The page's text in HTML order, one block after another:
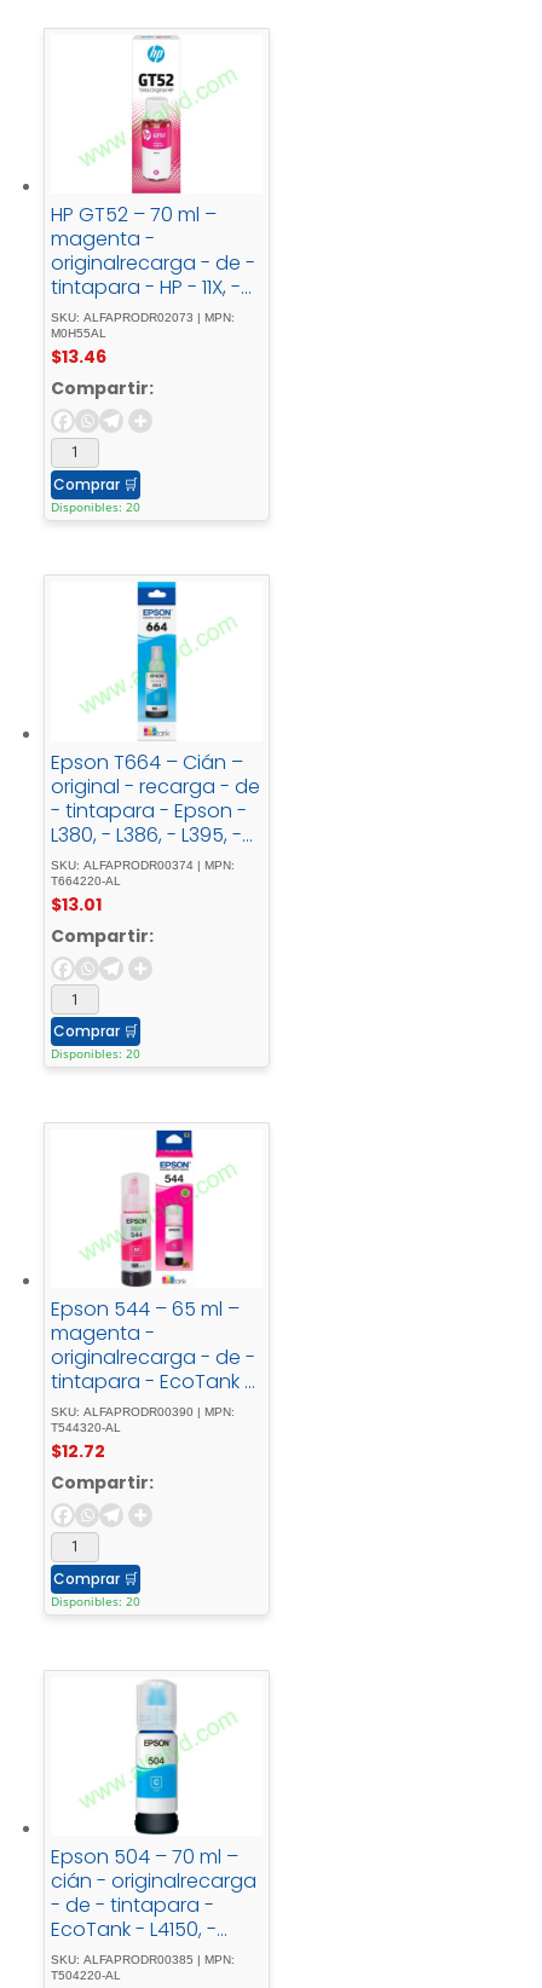
HP GT52 – 70 ml –
magenta -
originalrecarga - de -
tintapara - HP - 11X, -
31X; - Deskjet - GT -
58XX; - Smart - Tank -
500, - 51X, - 530, -
6001, - 615, - 70XX, -
73XX, - 76XX
SKU: ALFAPRODR02073 | MPN:
M0H55AL
$13.46
Compartir:
Comprar 🛒
Disponibles: 20
Epson T664 – Cián –
original - recarga - de
- tintapara - Epson -
L380, - L386, - L395, -
L495; - EcoTank - ET-
2600, - 2650, - L1455, -
L396, - L606, - L656
SKU: ALFAPRODR00374 | MPN:
T664220-AL
$13.01
Compartir:
Comprar 🛒
Disponibles: 20
Epson 544 – 65 ml –
magenta -
originalrecarga - de -
tintapara - EcoTank -
L1110, - L1210, - L3110, -
L3150, - L3210, - L3250, -
L3260, - L5290
SKU: ALFAPRODR00390 | MPN:
T544320-AL
$12.72
Compartir:
Comprar 🛒
Disponibles: 20
Epson 504 – 70 ml –
cián - originalrecarga
- de - tintapara -
EcoTank - L4150, -
L4260, - L6161, - L6171, -
L6191, - L6270
SKU: ALFAPRODR00385 | MPN:
T504220-AL